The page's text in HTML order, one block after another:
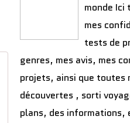
monde Ici
mes
tests de
genres, mes avis, mes
projets, ainsi que toutes
découvertes , sorti
plans, des informations,